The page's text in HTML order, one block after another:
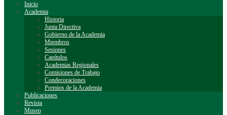
Inicio
Academia
Historia
Junta Directiva
Gobierno de la Academia
Miembros
Sesiones
Capítulos
Academias Regionales
Comisiones de Trabajo
Condecoraciones
Premios de la Academia
Publicaciones
Revista
Museo